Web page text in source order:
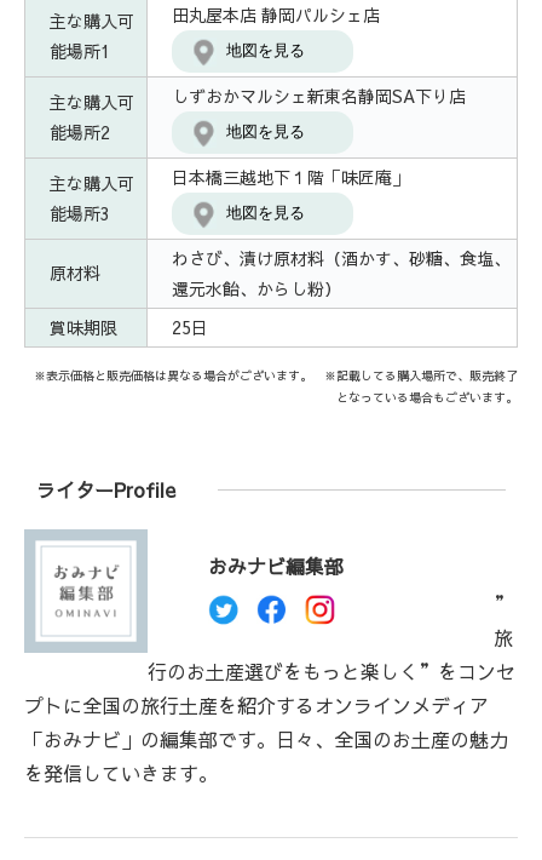
主な購入可
能場所1
田丸屋本店 静岡パルシェ店
地図を見る
主な購入可
能場所2
しずおかマルシェ新東名静岡SA下り店
地図を見る
主な購入可
能場所3
日本橋三越地下１階「味匠庵」
地図を見る
原材料
わさび、漬け原材料（酒かす、砂糖、食塩、
還元水飴、からし粉）
賞味期限
25日
※表示価格と販売価格は異なる場合がございます。 ※記載してる購入場所で、販売終了
となっている場合もございます。
ライターProfile
おみナビ編集部
”
旅
行のお土産選びをもっと楽しく”をコンセ
プトに全国の旅行土産を紹介するオンラインメディア
「おみナビ」の編集部です。日々、全国のお土産の魅力
を発信していきます。